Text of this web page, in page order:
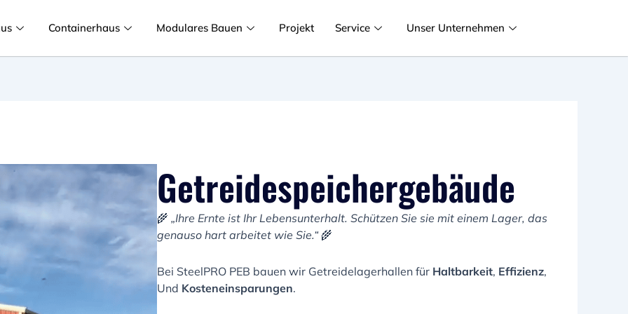
Containerhaus Modulares Bauen Projekt Service Unser Unternehmen
Getreidespeichergebäude
🌾 „Ihre Ernte ist Ihr Lebensunterhalt. Schützen Sie sie mit einem Lager, das
genauso hart arbeitet wie Sie.“ 🌾
Bei SteelPRO PEB bauen wir Getreidelagerhallen für Haltbarkeit, Effizienz,
Und Kosteneinsparungen.